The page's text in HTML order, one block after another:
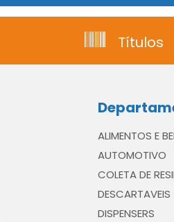
Títulos
ALIMENTOS E
AUTOMOTIVO
COLETA DE
DESCARTAVEIS
DISPENSERS